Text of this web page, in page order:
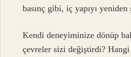
basınç gibi, iç yapıyı
Kendi deneyiminize dönüp
çevreler sizi değiştirdi? Hangi